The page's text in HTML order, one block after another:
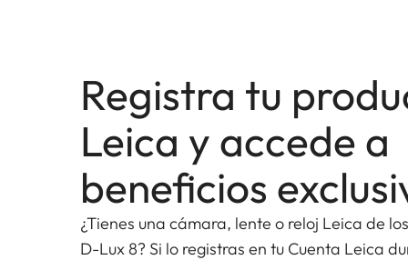
extremadamente robustos y de alto
AF recorra todo el rango de enfoque en
13 elementos de lente (tres de los cuales
grupos contribuyen a un nivel máximo de
de optimizar el diseño óptico y mecánico, los
al mínimo absoluto aplicando un recubrimiento
Registra tu
Leica y accede a
beneficios
¿Tienes una cámara, lente o reloj Leica de
D-Lux 8? Si lo registras en tu Cuenta Leica